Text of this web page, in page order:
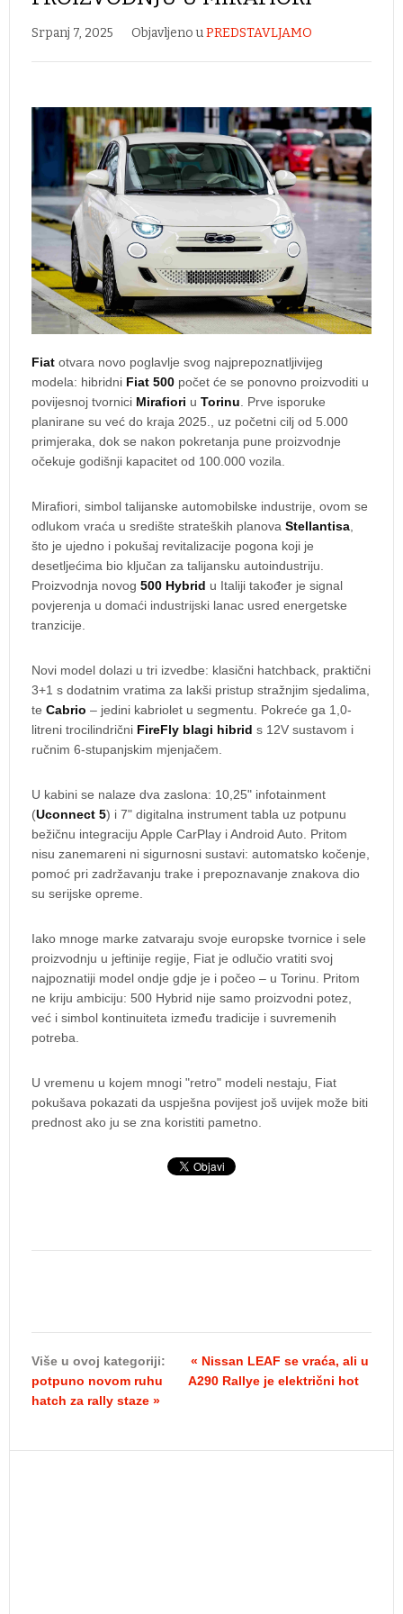
Srpanj 7, 2025 Objavljeno uPREDSTAVLJAMO
Fiat otvara novo poglavlje svog najprepoznatljivijeg
modela: hibridni Fiat 500 počet će se ponovno proizvoditi u
povijesnoj tvornici Mirafiori u Torinu . Prve isporuke
planirane su već do kraja 2025., uz početni cilj od 5.000
primjeraka, dok se nakon pokretanja pune proizvodnje
očekuje godišnji kapacitet od 100.000 vozila.
Mirafiori, simbol talijanske automobilske industrije, ovom se
odlukom vraća u središte strateških planova Stellantisa
što je ujedno i pokušaj revitalizacije pogona koji je
desetljećima bio ključan za talijansku autoindustriju.
Proizvodnja novog 500 Hybrid u Italiji također je signal
povjerenja u domaći industrijski lanac usred energetske
tranzicije.
Novi model dolazi u tri izvedbe: klasični hatchback, praktični
3+1 s dodatnim vratima za lakši pristup stražnjim sjedalima,
te Cabrio – jedini kabriolet u segmentu. Pokreće ga 1,0-
litreni trocilindrični FireFly blagi hibrid s 12V sustavom i
ručnim 6-stupanjskim mjenjačem.
U kabini se nalaze dva zaslona: 10,25" infotainment
(Uconnect 5) i 7" digitalna instrument tabla uz potpunu
bežičnu integraciju Apple CarPlay i Android Auto. Pritom
nisu zanemareni ni sigurnosni sustavi: automatsko kočenje,
pomoć pri zadržavanju trake i prepoznavanje znakova dio
su serijske opreme.
Iako mnoge marke zatvaraju svoje europske tvornice i sele
proizvodnju u jeftinije regije, Fiat je odlučio vratiti svoj
najpoznatiji model ondje gdje je i počeo – u Torinu. Pritom
ne kriju ambiciju: 500 Hybrid nije samo proizvodni potez,
već i simbol kontinuiteta između tradicije i suvremenih
potreba.
U vremenu u kojem mnogi "retro" modeli nestaju, Fiat
pokušava pokazati da uspješna povijest još uvijek može biti
prednost ako ju se zna koristiti pametno.
Više u ovoj kategoriji:
« Nissan LEAF se vraća, ali u
potpuno novom ruhu
A290 Rallye je električni hot
hatch za rally staze »